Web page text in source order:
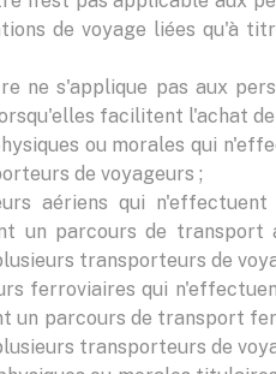
de voyage liées qu'à
ne s'applique pas aux
facilitent l'achat
ou morales qui
de voyageurs ;
aériens qui
un parcours de
transporteurs de
ferroviaires qui
un parcours de transport
transporteurs de